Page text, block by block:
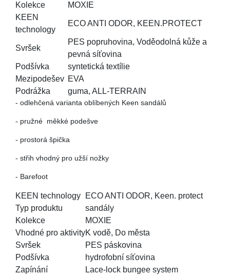
Kolekce
MOXIE
KEEN
technology
ECO ANTI ODOR, KEEN.PROTECT
Svršek
PES popruhovina, Voděodolná kůže a
pevná síťovina
Podšívka
syntetická textílie
Mezipodešev EVA
Podrážka
guma, ALL-TERRAIN
- odlehčená varianta oblíbených Keen sandálů
- pružné měkké podešve
- prostorá špička
- střih vhodný pro užší nožky
- Barefoot
KEEN technology
ECO ANTI ODOR, Keen. protect
Typ produktu
sandály
Kolekce
MOXIE
Vhodné pro aktivityK vodě, Do města
Svršek
PES páskovina
Podšívka
hydrofobní síťovina
Zapínání
Lace-lock bungee system